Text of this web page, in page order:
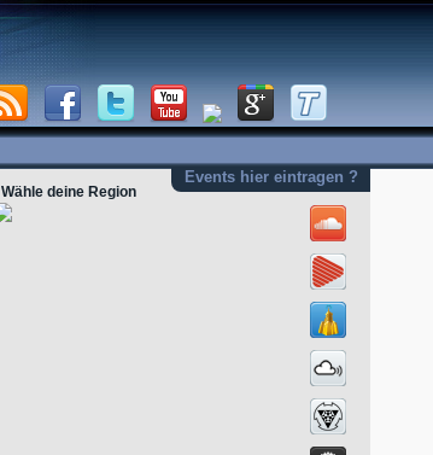
Events hier eintragen ?
Wähle deine Region